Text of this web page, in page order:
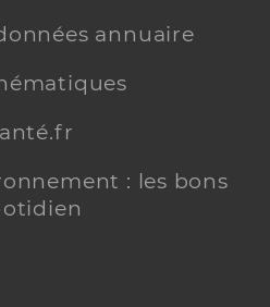
annuaire
: les bons